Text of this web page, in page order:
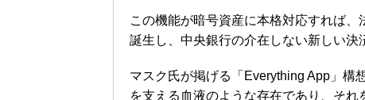
この機能が暗号資産に本格対応すれば
誕生し、中央銀行の介在しない新しい決
マスク氏が掲げる「Everything App」構
を支える血液のような存在であり、それ